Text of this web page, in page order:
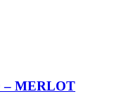
– MERLOT